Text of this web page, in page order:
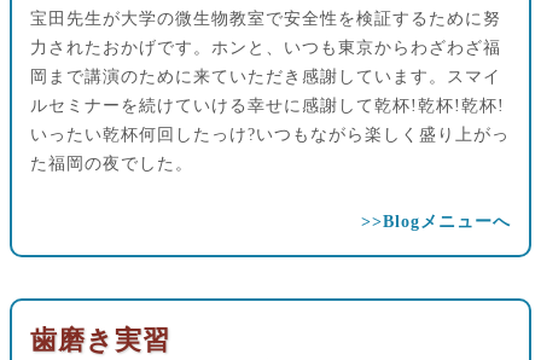
宝田先生が大学の微生物教室で安全性を検証するために努
力されたおかげです。ホンと、いつも東京からわざわざ福
岡まで講演のために来ていただき感謝しています。スマイ
ルセミナーを続けていける幸せに感謝して乾杯!乾杯!乾杯!
いったい乾杯何回したっけ?いつもながら楽しく盛り上がっ
た福岡の夜でした。
>>Blogメニューへ
歯磨き実習